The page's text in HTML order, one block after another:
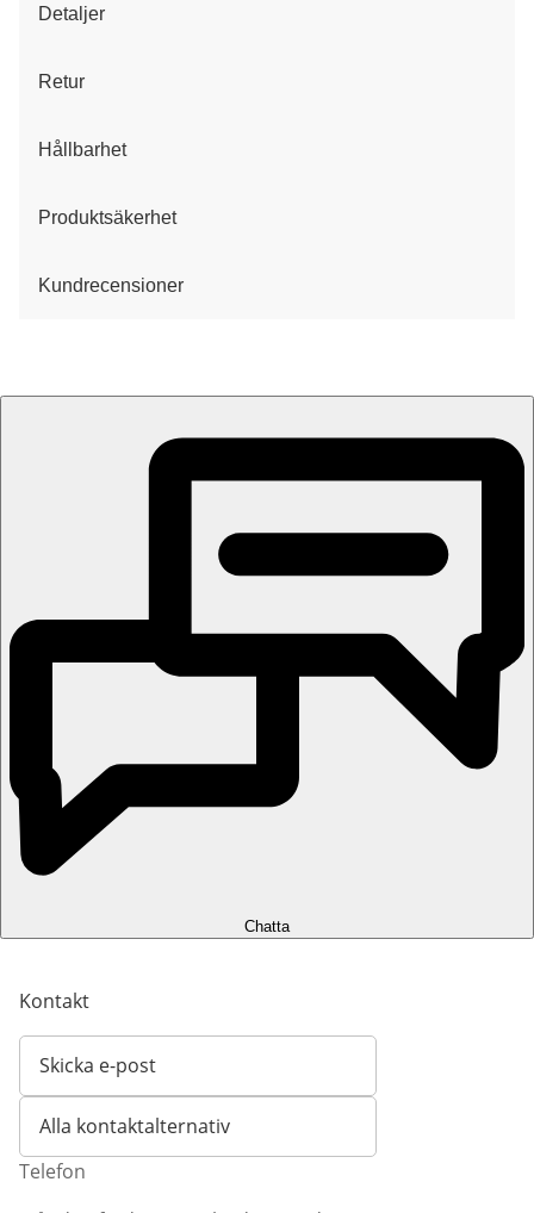
Detaljer
Retur
Hållbarhet
Produktsäkerhet
Kundrecensioner
Chatta
Kontakt
Skicka e-post
Öppnar e-postklient
Alla kontaktalternativ
Telefon